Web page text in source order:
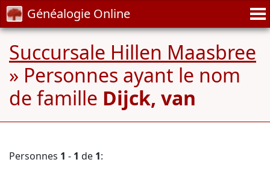
Généalogie Online
Succursale Hillen Maasbree
» Personnes ayant le nom
de famille Dijck, van
Personnes 1 - 1 de 1: